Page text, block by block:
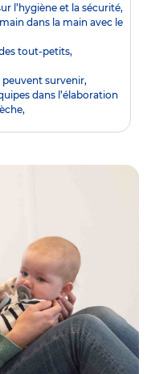
l’hygiène et la sécurité,
dans la main avec le
tout-petits,
peuvent survenir,
dans l’élaboration